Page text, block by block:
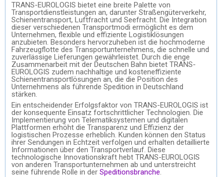
TRANS-EUROLOGIS bietet eine breite Palette von
Transportdienstleistungen an, darunter Straßengüterverkehr,
Schienentransport, Luftfracht und Seefracht. Die Integration
dieser verschiedenen Transportmodi ermöglicht es dem
Unternehmen, flexible und effiziente Logistiklösungen
anzubieten. Besonders hervorzuheben ist die hochmoderne
Fahrzeugflotte des Transportunternehmens, die schnelle und
zuverlässige Lieferungen gewährleistet. Durch die enge
Zusammenarbeit mit der Deutschen Bahn bietet TRANS-
EUROLOGIS zudem nachhaltige und kosteneffiziente
Schienentransportlösungen an, die die Position des
Unternehmens als führende Spedition in Deutschland
stärken.
Ein entscheidender Erfolgsfaktor von TRANS-EUROLOGIS ist
der konsequente Einsatz fortschrittlicher Technologien. Die
Implementierung von Telematiksystemen und digitalen
Plattformen erhöht die Transparenz und Effizienz der
logistischen Prozesse erheblich. Kunden können den Status
ihrer Sendungen in Echtzeit verfolgen und erhalten detaillierte
Informationen über den Transportverlauf. Diese
technologische Innovationskraft hebt TRANS-EUROLOGIS
von anderen Transportunternehmen ab und unterstreicht
seine führende Rolle in der Speditionsbranche.